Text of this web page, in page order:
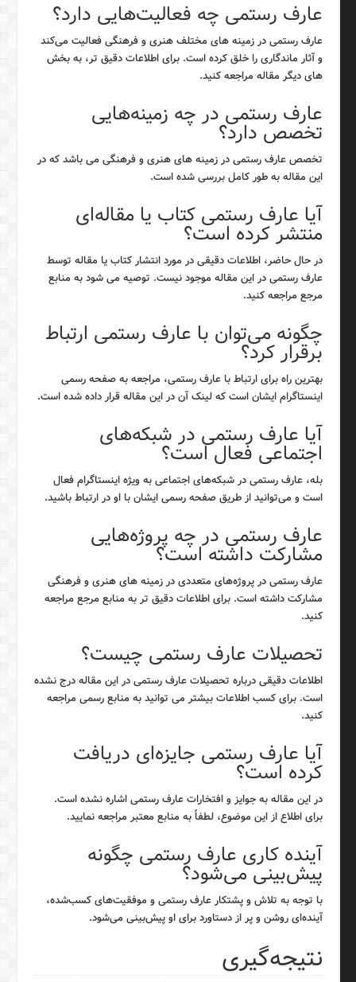
عارف رستمی چه فعالیت‌هایی دارد؟
عارف رستمی در زمینه های مختلف هنری و فرهنگی فعالیت می‌کند
و آثار ماندگاری را خلق کرده است. برای اطلاعات دقیق تر، به بخش
های دیگر مقاله مراجعه کنید.
عارف رستمی در چه زمینه‌هایی
تخصص دارد؟
تخصص عارف رستمی در زمینه های هنری و فرهنگی می باشد که در
این مقاله به طور کامل بررسی شده است.
آیا عارف رستمی کتاب یا مقاله‌ای
منتشر کرده است؟
در حال حاضر، اطلاعات دقیقی در مورد انتشار کتاب یا مقاله توسط
عارف رستمی در این مقاله موجود نیست. توصیه می شود به منابع
مرجع مراجعه کنید.
چگونه می‌توان با عارف رستمی ارتباط
برقرار کرد؟
بهترین راه برای ارتباط با عارف رستمی، مراجعه به صفحه رسمی
اینستاگرام ایشان است که لینک آن در این مقاله قرار داده شده است.
آیا عارف رستمی در شبکه‌های
اجتماعی فعال است؟
بله، عارف رستمی در شبکه‌های اجتماعی به ویژه اینستاگرام فعال
است و می‌توانید از طریق صفحه رسمی ایشان با او در ارتباط باشید.
عارف رستمی در چه پروژه‌هایی
مشارکت داشته است؟
عارف رستمی در پروژه‌های متعددی در زمینه های هنری و فرهنگی
مشارکت داشته است. برای اطلاعات دقیق تر به منابع مرجع مراجعه
کنید.
تحصیلات عارف رستمی چیست؟
اطلاعات دقیقی درباره تحصیلات عارف رستمی در این مقاله درج نشده
است. برای کسب اطلاعات بیشتر می توانید به منابع رسمی مراجعه
کنید.
آیا عارف رستمی جایزه‌ای دریافت
کرده است؟
در این مقاله به جوایز و افتخارات عارف رستمی اشاره نشده است.
برای اطلاع از این موضوع، لطفاً به منابع معتبر مراجعه نمایید.
آینده کاری عارف رستمی چگونه
پیش‌بینی می‌شود؟
با توجه به تلاش و پشتکار عارف رستمی و موفقیت‌های کسب‌شده،
آینده‌ای روشن و پر از دستاورد برای او پیش‌بینی می‌شود.
نتیجه‌گیری